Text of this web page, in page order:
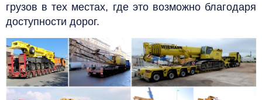
грузов в тех местах, где это возможно благодаря
доступности дорог.